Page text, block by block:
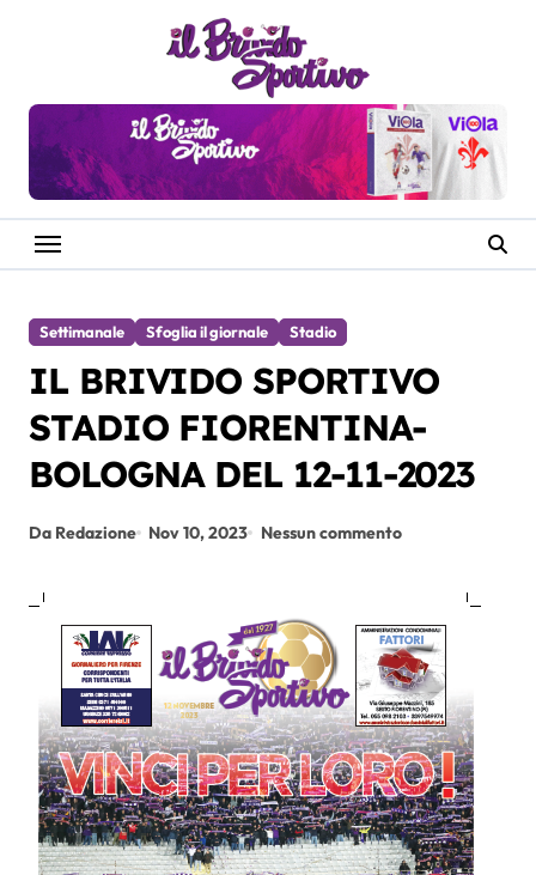
Settimanale Sfoglia il giornale Stadio
IL BRIVIDO SPORTIVO
STADIO FIORENTINA-
BOLOGNA DEL 12-11-2023
Da Redazione Nov 10, 2023 Nessun commento